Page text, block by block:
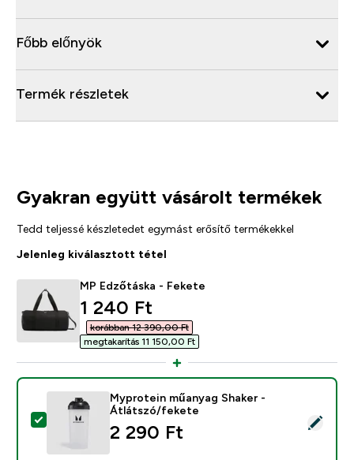
Főbb előnyök
Termék részletek
Gyakran együtt vásárolt termékek
Tedd teljessé készletedet egymást erősítő termékekkel
Jelenleg kiválasztott tétel
MP Edzőtáska - Fekete
discounted price
1 240 Ft‎
korábban 12 390,00 Ft‎
megtakarítás 11 150,00 Ft‎
Termék kiválasztása - Myprotein műanyag Shaker -
Myprotein műanyag Shaker -
Átlátszó/fekete
2 290 Ft‎